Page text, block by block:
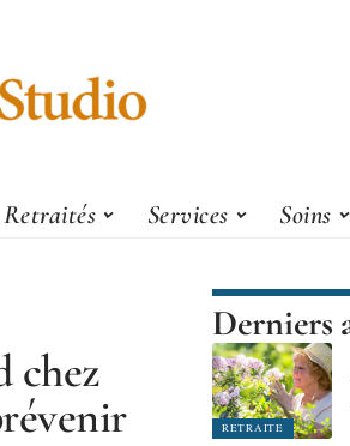
Retraités Services Soins
chez
Derniers
RETRAITE